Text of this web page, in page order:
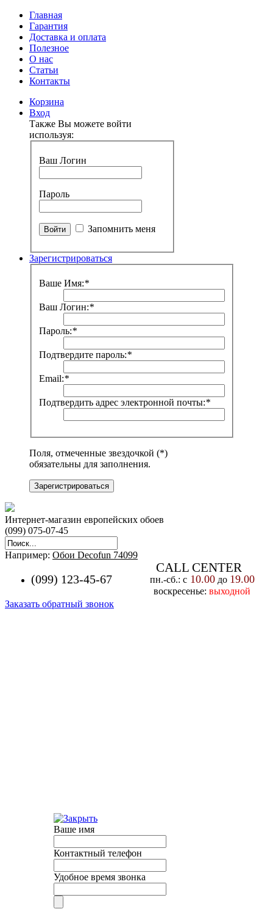
Главная
Гарантия
Доставка и оплата
Полезное
О нас
Статьи
Контакты
Корзина
Вход
Также Вы можете войти
используя:
Ваш Логин
Пароль
Запомнить меня
Зарегистрироваться
Ваше Имя:*
Ваш Логин:*
Пароль:*
Подтвердите пароль:*
Email:*
Подтвердить адрес электронной почты:*
Поля, отмеченные звездочкой (*)
обязательны для заполнения.
Зарегистрироваться
Интернет-магазин европейских обоев
(099) 075-07-45
Например: Обои Decofun 74099
(099) 123-45-67
CALL CENTER
пн.-cб.: с10.00до 19.00
воскресенье: выходной
Заказать обратный звонок
Ваше имя
Контактный телефон
Удобное время звонка